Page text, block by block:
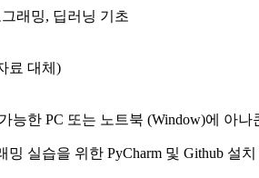
래밍, 딥러닝 기초
료 대체)
한 PC 또는 노트북 (Window)에 아나
실습을 위한 PyCharm 및 Github 설치